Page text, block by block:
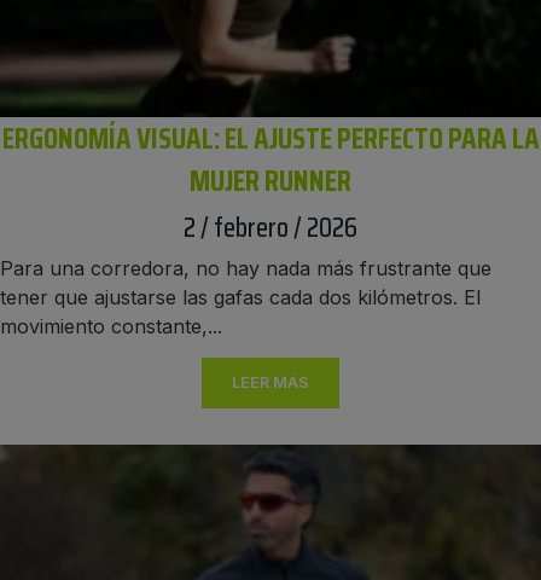
ERGONOMÍA VISUAL: EL AJUSTE PERFECTO PARA LA
MUJER RUNNER
2 / febrero / 2026
Para una corredora, no hay nada más frustrante que
tener que ajustarse las gafas cada dos kilómetros. El
movimiento constante,...
LEER MÁS